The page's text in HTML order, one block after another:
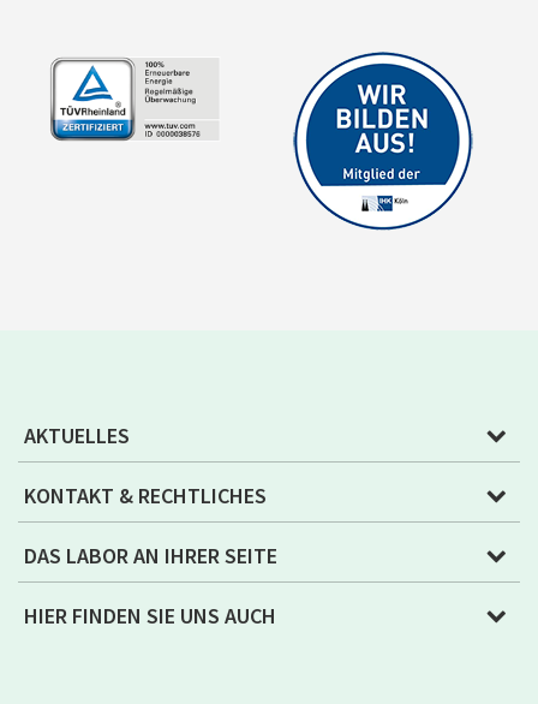
AKTUELLES
KONTAKT & RECHTLICHES
DAS LABOR AN IHRER SEITE
HIER FINDEN SIE UNS AUCH